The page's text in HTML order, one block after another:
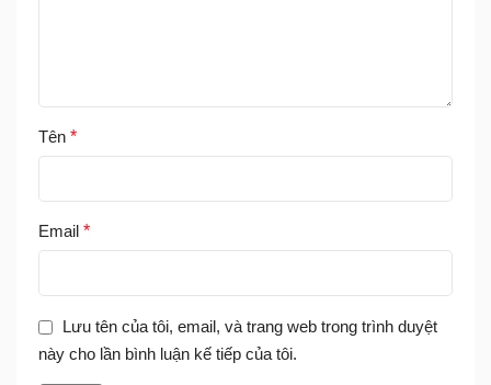
Tên *
Email *
Lưu tên của tôi, email, và trang web trong trình duyệt
này cho lần bình luận kế tiếp của tôi.